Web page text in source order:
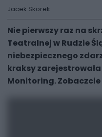
Jacek Skorek
Nie pierwszy raz na
Teatralnej w Rudzie
niebezpiecznego
kraksy
Monitoring.